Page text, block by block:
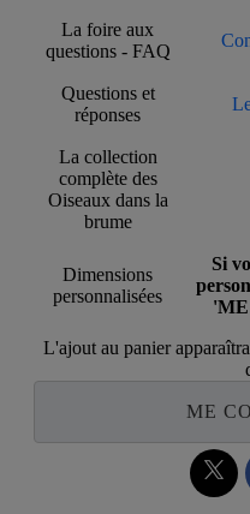
La foire aux
questions - FAQ
Questions et
réponses
La collection
complète des
Oiseaux dans la
brume
Dimensions
personnalisées
Si
'ME
L'ajout au panier
ME